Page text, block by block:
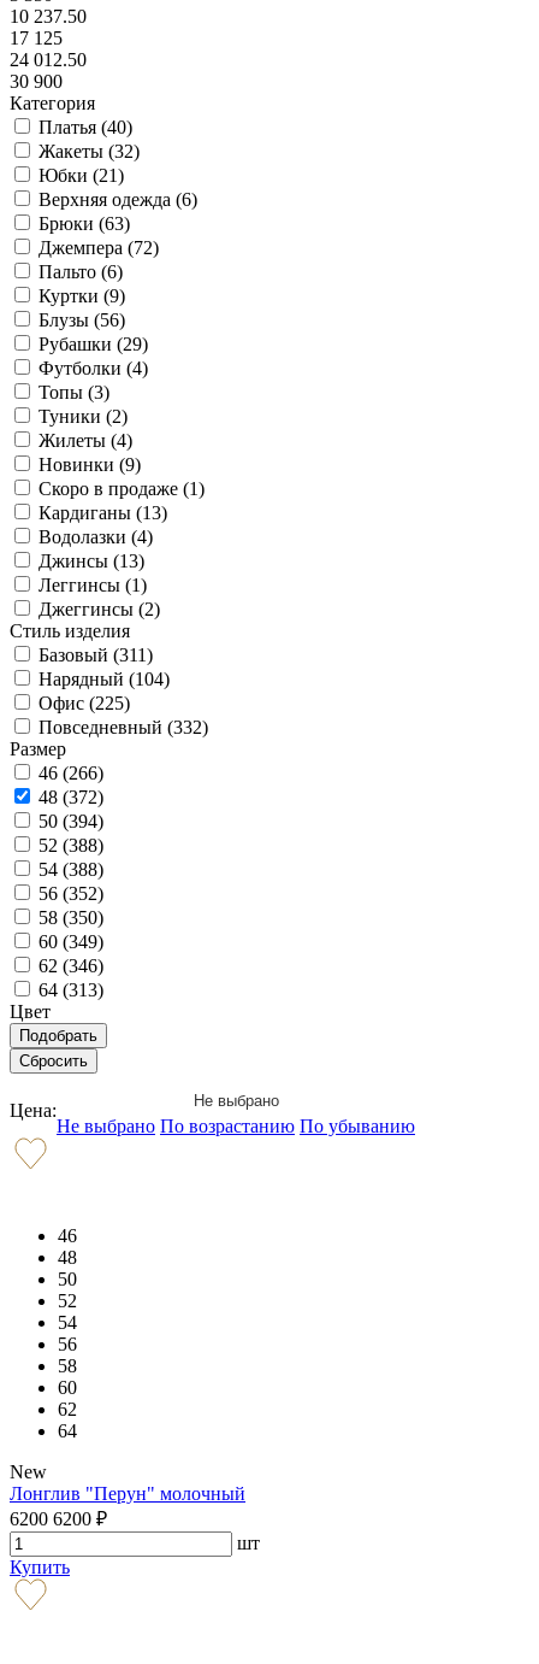
10 237.50
17 125
24 012.50
30 900
Категория
Платья (40)
Жакеты (32)
Юбки (21)
Верхняя одежда (6)
Брюки (63)
Джемпера (72)
Пальто (6)
Куртки (9)
Блузы (56)
Рубашки (29)
Футболки (4)
Топы (3)
Туники (2)
Жилеты (4)
Новинки (9)
Скоро в продаже (1)
Кардиганы (13)
Водолазки (4)
Джинсы (13)
Леггинсы (1)
Джеггинсы (2)
Стиль изделия
Базовый (311)
Нарядный (104)
Офис (225)
Повседневный (332)
Размер
46 (266)
48 (372)
50 (394)
52 (388)
54 (388)
56 (352)
58 (350)
60 (349)
62 (346)
64 (313)
Цвет
Цена: Не выбрано
Не выбрано По возрастанию По убыванию
46
48
50
52
54
56
58
60
62
64
New
Лонглив "Перун" молочный
6200 6200 ₽
шт
Купить